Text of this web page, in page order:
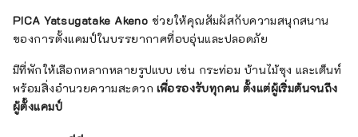
PICA Yatsugatake Akeno ช่วยให้คุณสัมผัสกับความสนุกสนาน
ของการตั้งแคมป์ในบรรยากาศที่อบอุ่นและปลอดภัย
มีที่พักให้เลือกหลากหลายรูปแบบ เช่น กระท่อม บ้านไม้ซุง และเต็นท์
พร้อมสิ่งอำนวยความสะดวกเพื่อรองรับทุกคน ตั้งแต่ผู้เริ่มต้นจนถึง
ผู้ตั้งแคมป์